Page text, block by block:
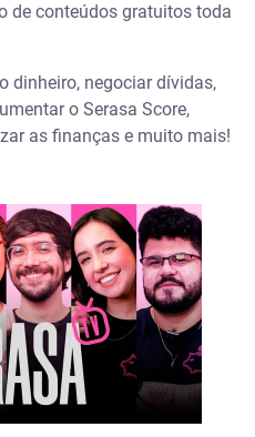
de conteúdos gratuitos toda
dinheiro, negociar dívidas,
o Serasa Score,
as finanças e muito mais!